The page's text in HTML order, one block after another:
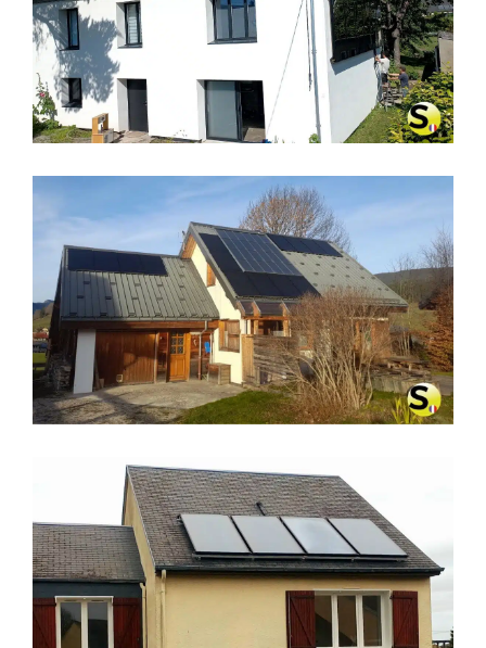
CHAUFFAGE SOLAIRE SOLISART SC1
À CHERBOURG – MANCHE
CHAUFFAGE SOLAIRE SOLISART À
VILLARD-DE-LANS (38250)
CHAUFFAGE SOLAIRE SOLISART À
CHERBOURG (50129)